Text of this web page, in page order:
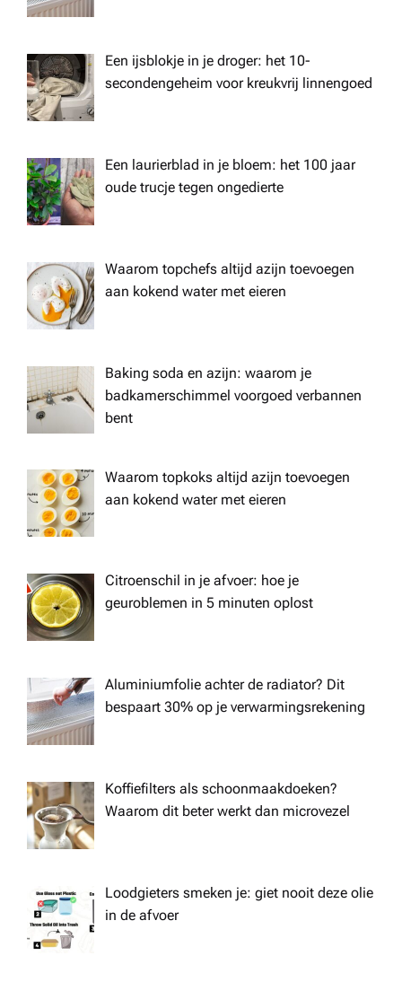
Een ijsblokje in je droger: het 10-
secondengeheim voor kreukvrij linnengoed
Een laurierblad in je bloem: het 100 jaar
oude trucje tegen ongedierte
Waarom topchefs altijd azijn toevoegen
aan kokend water met eieren
Baking soda en azijn: waarom je
badkamerschimmel voorgoed verbannen
bent
Waarom topkoks altijd azijn toevoegen
aan kokend water met eieren
Citroenschil in je afvoer: hoe je
geuroblemen in 5 minuten oplost
Aluminiumfolie achter de radiator? Dit
bespaart 30% op je verwarmingsrekening
Koffiefilters als schoonmaakdoeken?
Waarom dit beter werkt dan microvezel
Loodgieters smeken je: giet nooit deze olie
in de afvoer